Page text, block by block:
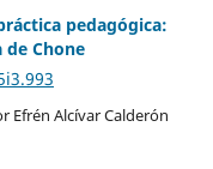
pedagógica:
Chone
Efrén Alcívar Calderón